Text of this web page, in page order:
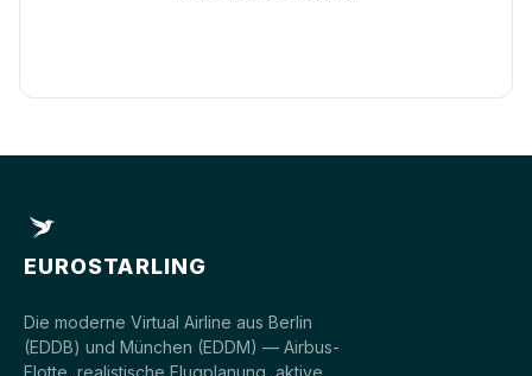
EUROSTARLING
Die moderne Virtual Airline aus Berlin
(EDDB) und München (EDDM) — Airbus-
Flotte, realistische Flugplanung, aktive